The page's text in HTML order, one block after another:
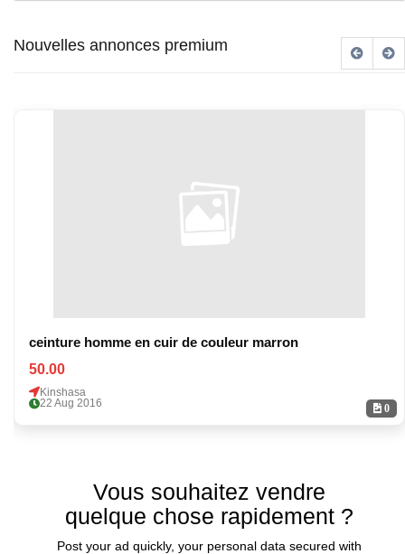
Nouvelles annonces premium
0
ceinture homme en cuir de couleur marron
50.00
Kinshasa
22 Aug 2016
Vous souhaitez vendre
quelque chose rapidement ?
Post your ad quickly, your personal data secured with